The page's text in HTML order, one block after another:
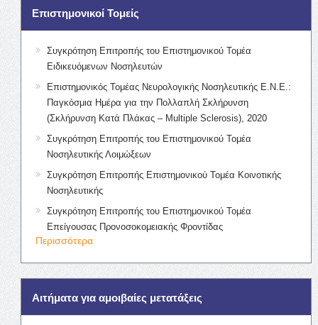
Επιστημονικοί Τομείς
Συγκρότηση Επιτροπής του Επιστημονικού Τομέα
Ειδικευόμενων Νοσηλευτών
Επιστημονικός Τομέας Νευρολογικής Νοσηλευτικής Ε.Ν.Ε.:
Παγκόσμια Ημέρα για την Πολλαπλή Σκλήρυνση
(Σκλήρυνση Κατά Πλάκας – Multiple Sclerosis), 2020
Συγκρότηση Επιτροπής του Επιστημονικού Τομέα
Νοσηλευτικής Λοιμώξεων
Συγκρότηση Επιτροπής Επιστημονικού Τομέα Κοινοτικής
Νοσηλευτικής
Συγκρότηση Επιτροπής του Επιστημονικού Τομέα
Επείγουσας Προνοσοκομειακής Φροντίδας
Περισσότερα
Αιτήματα για αμοιβαίες μετατάξεις